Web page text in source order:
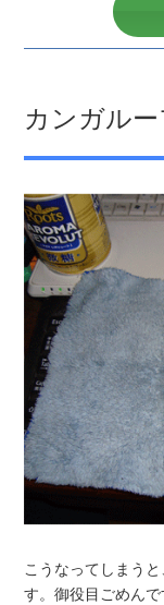
カンガル
こうなってしまう
す。御役目ごめんで